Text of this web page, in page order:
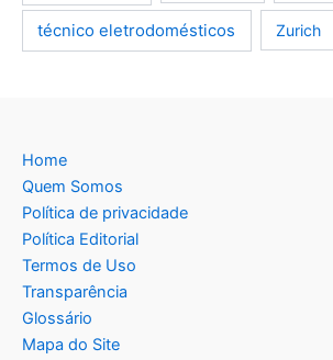
técnico eletrodomésticos Zurich
Home
Quem Somos
Política de privacidade
Política Editorial
Termos de Uso
Transparência
Glossário
Mapa do Site